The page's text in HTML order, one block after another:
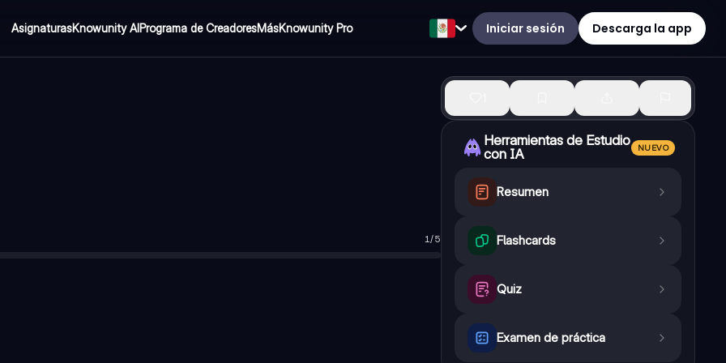
AsignaturasKnowunity AIPrograma de CreadoresMásKnowunity Pro Iniciar sesión Descarga la app
1/5
vitaminas y ácidos nucleicos
gases y electrolitos
Herramientas de Estudio
con IA
NUEVO
Resumen
Flashcards
Quiz
Examen de práctica